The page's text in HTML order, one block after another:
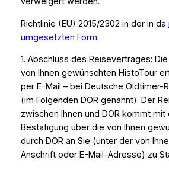
Richtlinie (EU) 2015/2302 in der in da
umgesetzten Form
1. Abschluss des Reisevertrages:
von Ihnen gewünschten HistoTour
per E-Mail – bei Deutsche Oldtimer-
(im Folgenden DOR genannt). Der
zwischen Ihnen und DOR kommt
Bestätigung über die von Ihnen
durch DOR an Sie (unter der von
Anschrift oder E-Mail-Adresse) zu